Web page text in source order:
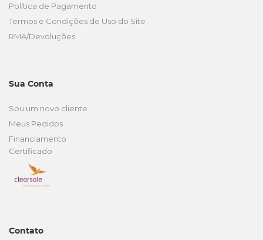
Política de Pagamento
Termos e Condições de Uso do Site
RMA/Devoluções
Sua Conta
Sou um novo cliente
Meus Pedidos
Financiamento
Certificado
Contato